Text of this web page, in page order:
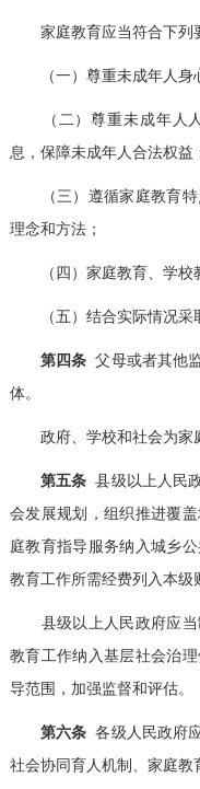
家庭教育应当符合下列
（一）尊重未成年人身
（二）尊重未成年人人
息，保障未成年人合法权益
（三）遵循家庭教育特
理念和方法；
（四）家庭教育、学校教
（五）结合实际情况采
第四条父母或者其他
体。
政府、学校和社会为家庭
第五条县级以上人民
会发展规划，组织推进覆
庭教育指导服务纳入城乡
教育工作所需经费列入本级
县级以上人民政府应当
教育工作纳入基层社会治
导范围，加强监督和评估。
第六条各级人民政府
社会协同育人机制、家庭教